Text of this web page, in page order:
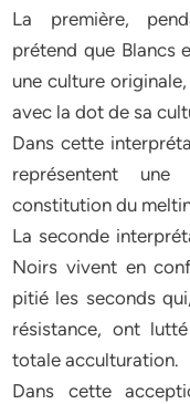
La première,
prétend que Blancs
une culture
avec la dot de sa
Dans cette
représentent
constitution du
La seconde
Noirs vivent en
pitié les seconds
résistance, ont
totale acculturation.
Dans cette